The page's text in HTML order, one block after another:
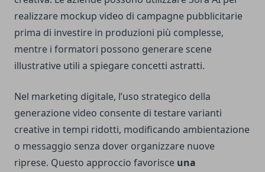
realizzare mockup video di campagne pubblicitarie
prima di investire in produzioni più complesse,
mentre i formatori possono generare scene
illustrative utili a spiegare concetti astratti.
Nel marketing digitale, l’uso strategico della
generazione video consente di testare varianti
creative in tempi ridotti, modificando ambientazione
o messaggio senza dover organizzare nuove
riprese. Questo approccio favorisce una